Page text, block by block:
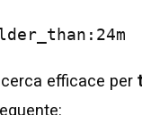
efficace per